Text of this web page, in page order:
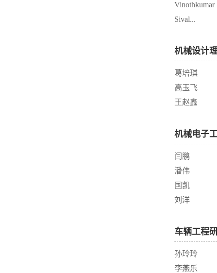
Vinothkumar
Sival...
机械设计
葛培琪
高玉飞
王赵鑫
机械电子
闫鹏
潘伟
国凯
刘洋
车辆工程
孙玲玲
李燕乐